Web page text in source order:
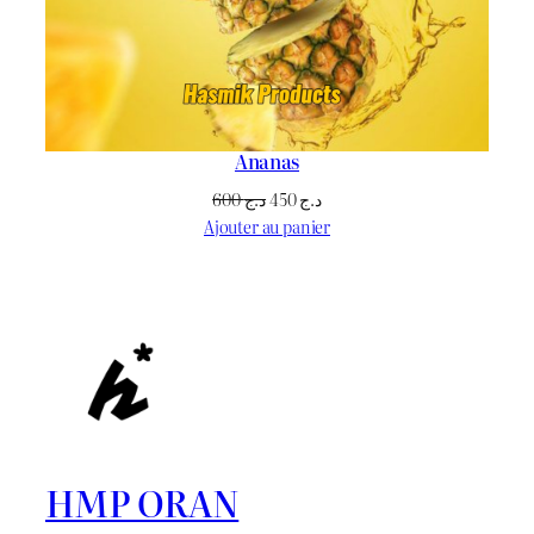
Ananas
د.ج600
Le
prix
د.ج450
Le
prix
Ajouter au panier
HMP ORAN